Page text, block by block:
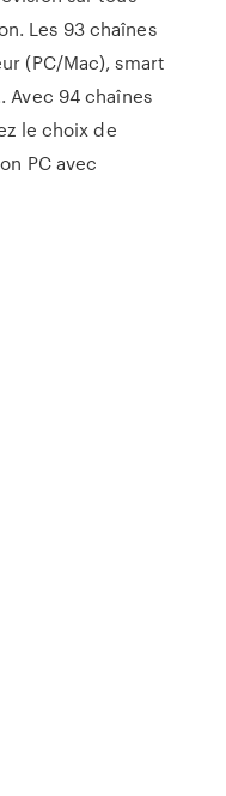
Les 93 chaînes
(PC/Mac), smart
Avec 94 chaînes
le choix de
PC avec